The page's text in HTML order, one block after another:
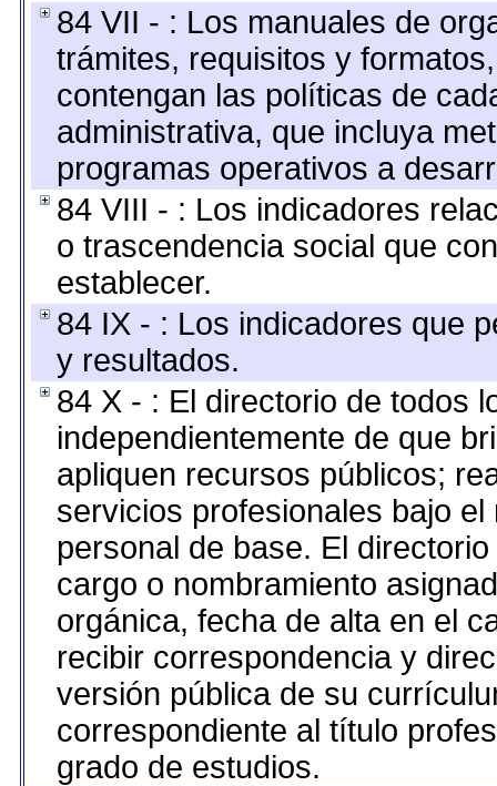
84 VII - : Los manuales de
trámites, requisitos y
contengan las políticas de
administrativa, que incluya
programas operativos a
84 VIII - : Los indicadores
o trascendencia social que
establecer.
84 IX - : Los indicadores que
y resultados.
84 X - : El directorio de todos
independientemente de que
apliquen recursos públicos;
servicios profesionales bajo
personal de base. El
cargo o nombramiento
orgánica, fecha de alta en el
recibir correspondencia y
versión pública de su
correspondiente al título
grado de estudios.